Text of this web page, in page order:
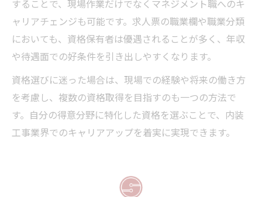
することで、現場作業だけでなくマネジメント職へのキ
ャリアチェンジも可能です。求人票の職業欄や職業分類
においても、資格保有者は優遇されることが多く、年収
や待遇面での好条件を引き出しやすくなります。
資格選びに迷った場合は、現場での経験や将来の働き方
を考慮し、複数の資格取得を目指すのも一つの方法で
す。自分の得意分野に特化した資格を選ぶことで、内装
工事業界でのキャリアアップを着実に実現できます。